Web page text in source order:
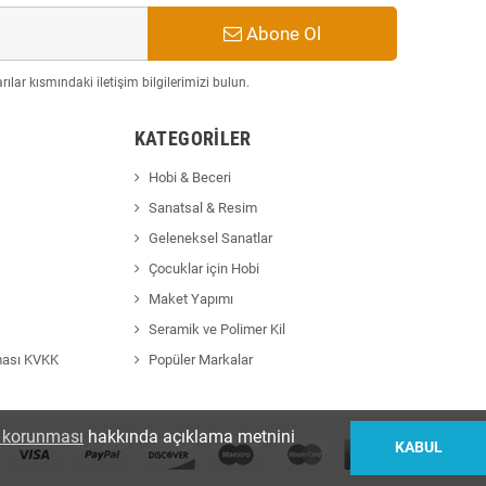
Abone Ol
kısmındaki iletişim bilgilerimizi bulun.
KVKK
KATEGORILER
Hobi & Beceri
Sanatsal & Resim
Geleneksel Sanatlar
Çocuklar için Hobi
Maket Yapımı
Seramik ve Polimer Kil
Popüler Markalar
hakkında açıklama metnini
KABUL